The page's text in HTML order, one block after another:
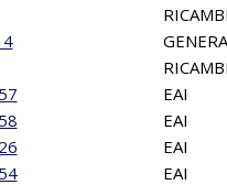
EAI
EAI
EAI
EAI